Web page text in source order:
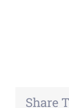
Share